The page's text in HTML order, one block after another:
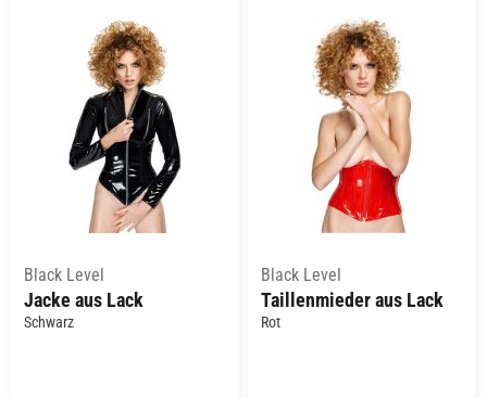
Black Level
Jacke aus Lack
Schwarz
Black Level
Taillenmieder aus Lack
Rot